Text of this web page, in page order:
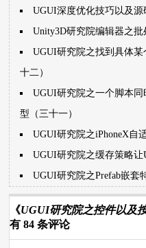
UGUI深度优化技巧以及源
Unity3D研究院编辑器之批
UGUI研究院之找到具体
十二）
UGUI研究院之一个脚本
型（三十一）
UGUI研究院之iPhoneX自
UGUI研究院之缓存策略让
UGUI研究院之Prefab嵌套
《UGUI研究院之控件以及
有 84 条评论